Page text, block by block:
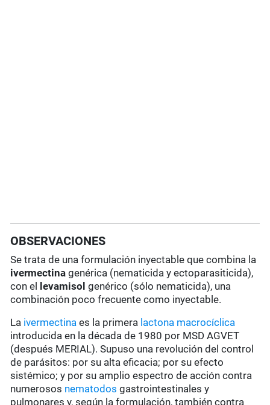
OBSERVACIONES
Se trata de una formulación inyectable que combina la
ivermectina genérica (nematicida y ectoparasiticida),
con el
levamisolgenérico (sólo nematicida), una
combinación poco frecuente como inyectable.
La ivermectina es la primera lactona macrocíclica
introducida en la década de 1980 por MSD AGVET
(después MERIAL). Supuso una revolución del control
de parásitos: por su alta eficacia; por su efecto
sistémico; y por su amplio espectro de acción contra
numerosos nematodos gastrointestinales y
pulmonares y, según la formulación, también contra